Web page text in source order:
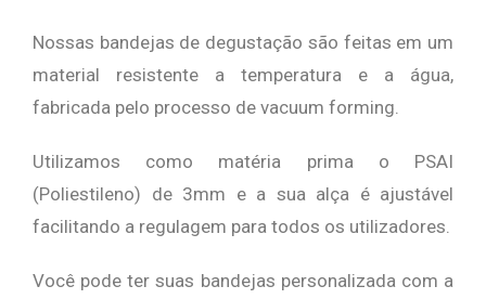
Nossas bandejas de degustação são feitas em um
material resistente a temperatura e a água,
fabricada pelo processo de vacuum forming.
Utilizamos como matéria prima o PSAI
(Poliestileno) de 3mm e a sua alça é ajustável
facilitando a regulagem para todos os utilizadores.
Você pode ter suas bandejas personalizada com a